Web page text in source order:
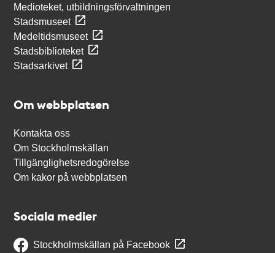
Medioteket, utbildningsförvaltningen
Stadsmuseet
Medeltidsmuseet
Stadsbiblioteket
Stadsarkivet
Om webbplatsen
Kontakta oss
Om Stockholmskällan
Tillgänglighetsredogörelse
Om kakor på webbplatsen
Sociala medier
Stockholmskällan på Facebook